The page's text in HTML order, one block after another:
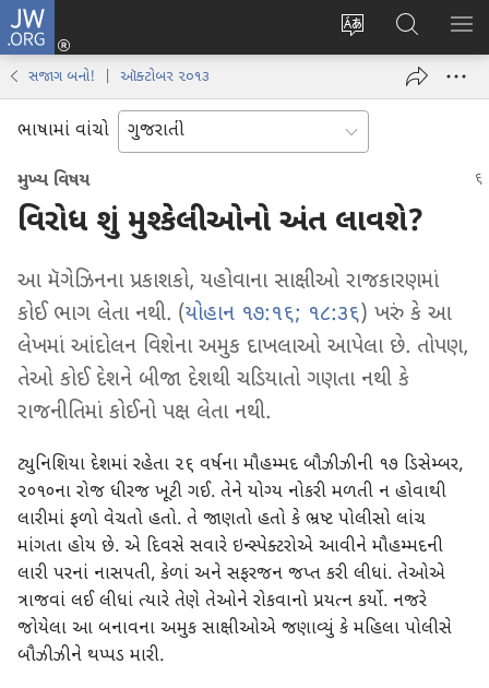
JW.ORG
વેબ
ભાષા
લોગ
new
JW.ORG
શોધો
સજાગ બનો! | ઑક્ટોબર ૨૦૧૩
ભાષામાં વાંચો
મુખ્ય વિષય
વિરોધ શું મુશ્કેલીઓનો અંત લાવશે?
આ મૅગેઝિનના પ્રકાશકો, યહોવાના સાક્ષીઓ રાજકારણમાં
કોઈ ભાગ લેતા નથી. (યોહાન ૧૭:૧૬; ૧૮:૩૬) ખરું કે આ
લેખમાં આંદોલન વિશેના અમુક દાખલાઓ આપેલા છે. તોપણ,
તેઓ કોઈ દેશને બીજા દેશથી ચડિયાતો ગણતા નથી કે
રાજનીતિમાં કોઈનો પક્ષ લેતા નથી.
ટ્યુનિશિયા દેશમાં રહેતા ૨૬ વર્ષના મૌહમ્મદ બૌઝીઝીની ૧૭ ડિસેમ્બર,
૨૦૧૦ના રોજ ધીરજ ખૂટી ગઈ. તેને યોગ્ય નોકરી મળતી ન હોવાથી
લારીમાં ફળો વેચતો હતો. તે જાણતો હતો કે ભ્રષ્ટ પોલીસો લાંચ
માંગતા હોય છે. એ દિવસે સવારે ઇન્સ્પેક્ટરોએ આવીને મૌહમ્મદની
લારી પરનાં નાસપતી, કેળાં અને સફરજન જપ્ત કરી લીધાં. તેઓએ
ત્રાજવાં લઈ લીધાં ત્યારે તેણે તેઓને રોકવાનો પ્રયત્ન કર્યો. નજરે
જોયેલા આ બનાવના અમુક સાક્ષીઓએ જણાવ્યું કે મહિલા પોલીસે
બૌઝીઝીને થપ્પડ મારી.